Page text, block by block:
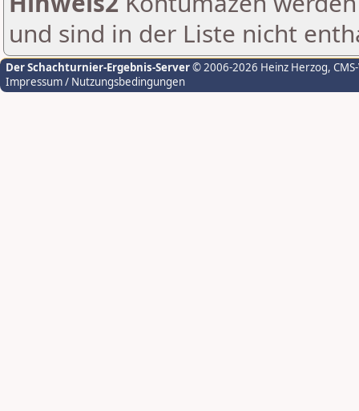
und sind in der Liste nicht
Der Schachturnier-Ergebnis-Server© 2006-2026 Heinz Herzog,
Impressum / Nutzungsbedingungen